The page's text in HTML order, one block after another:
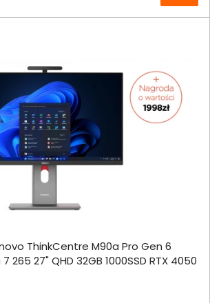
ThinkCentre M90a Pro Gen 6
265 27" QHD 32GB 1000SSD RTX 4050